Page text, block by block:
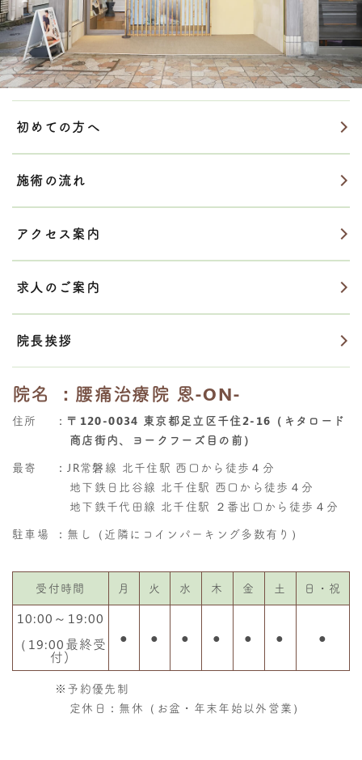
初めての方へ
施術の流れ
アクセス案内
求人のご案内
院長挨拶
院名 ：腰痛治療院 恩-ON-
住所 ： 〒120-0034 東京都足立区千住2-16（キタロード
商店街内、ヨークフーズ目の前）
最寄
：JR常磐線 北千住駅 西口から徒歩４分
地下鉄日比谷線 北千住駅 西口から徒歩４分
地下鉄千代田線 北千住駅 ２番出口から徒歩４分
駐車場
：無し（近隣にコインパーキング多数有り）
受付時間 月 火 水 木 金 土 日・祝
10:00～19:00
（19:00最終受
付)
● ● ● ● ● ● ●
※予約優先制
定休日：無休（お盆・年末年始以外営業）